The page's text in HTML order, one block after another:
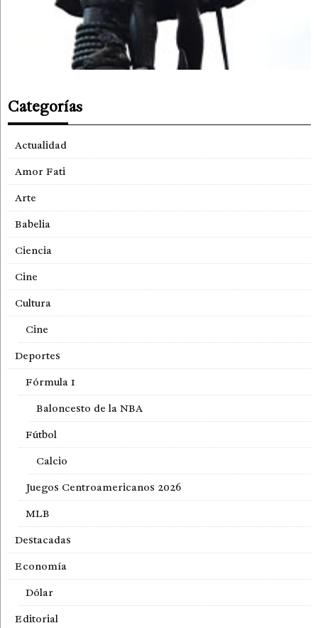
Categorías
Actualidad
Amor Fati
Arte
Babelia
Ciencia
Cine
Cultura
Cine
Deportes
Fórmula 1
Baloncesto de la NBA
Fútbol
Calcio
Juegos Centroamericanos 2026
MLB
Destacadas
Economía
Dólar
Editorial